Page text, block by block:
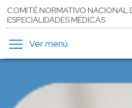
COMITÉ NORMATIVO NACIONAL
ESPECIALIDADES MÉDICAS
menu Ver menú